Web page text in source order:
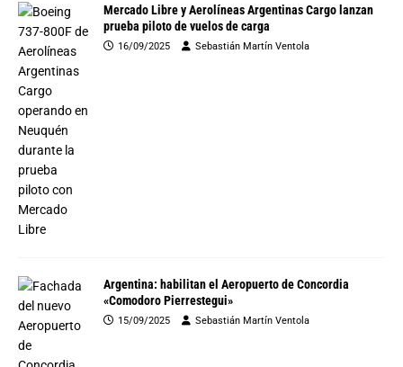
Mercado Libre y Aerolíneas Argentinas Cargo lanzan
prueba piloto de vuelos de carga
16/09/2025 Sebastián Martín Ventola
Argentina: habilitan el Aeropuerto de Concordia
«Comodoro Pierrestegui»
15/09/2025 Sebastián Martín Ventola